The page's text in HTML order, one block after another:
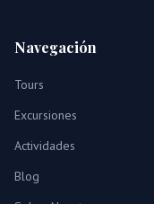
Navegación
Tours
Excursiones
Actividades
Blog